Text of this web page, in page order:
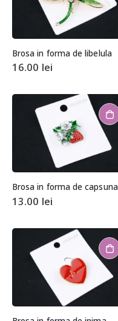
Brosa in forma de libelula
16.00 lei
Brosa in forma de capsuna
13.00 lei